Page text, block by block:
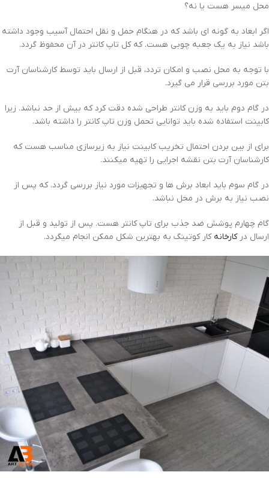
محل میسر هست یا نه؟
اگر ابعاد به گونه ای باشد که در هنگام حمل و نقل احتمال آسیب وجود داشته
باشد نیاز به یک جعبه چوبی هست. که کل تاپ کانتر در آن محفوظ گردد.
با توجه به محل نصب و امکان تردد، قبل از ارسال باید توسط کارشناسان آرت
بتن مورد بررسی قرار می گیرد.
در گام دوم باید به وزن کانتر طراحی شده دقت کرد که بیش از حد نباشد. زیرا
کابینت استفاده شده باید توانایی تحمل وزن تاپ کانتر را داشته باشد.
برای از بین بردن احتمال تخریب کابینت نیاز به زیرسازی مناسب هست که
کارشناسان آرت بتن نقشه اجرایی را تهیه میکنند.
در گام سوم باید ابعاد برش ها و تجهیزات مورد نیاز بررسی گردد. که پس از
نصب نیاز به برش در محل نباشد.
گام چهارم پوشش ضد جذب برای تاپ کانتر هست. پس از تولید و قبل از
ارسال درکارخانه کار کوتینگ به بهترین شکل ممکن انجام میگردد.